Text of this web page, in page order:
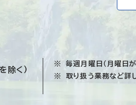
除く）
毎週月曜日（月曜日
取り扱う業務など詳し